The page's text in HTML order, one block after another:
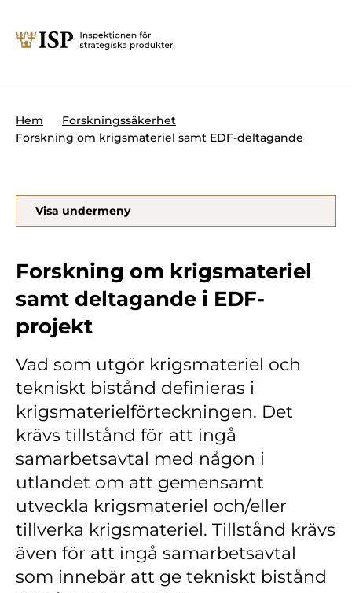
Söktips:
Presskontakt
Krigsmateriel
Produkter med dubbla
Utländska direktinvesteringar
Kemvapen-konventionen
Om ISP
Kontakt
Lediga jobb
Kundwebben
In English
Hem
Forskningssäkerhet
Forskning om krigsmateriel samt EDF-deltagande
Visa undermeny
Forskning om krigsmateriel
samt deltagande i EDF-
projekt
Vad som utgör krigsmateriel och
tekniskt bistånd definieras i
krigsmaterielförteckningen. Det
krävs tillstånd för att ingå
samarbetsavtal med någon i
utlandet om att gemensamt
utveckla krigsmateriel och/eller
tillverka krigsmateriel. Tillstånd krävs
även för att ingå samarbetsavtal
som innebär att ge tekniskt bistånd